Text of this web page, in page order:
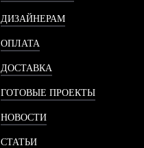
ДИЗАЙНЕРАМ
ОПЛАТА
ДОСТАВКА
ГОТОВЫЕ ПРОЕКТЫ
НОВОСТИ
СТАТЬИ